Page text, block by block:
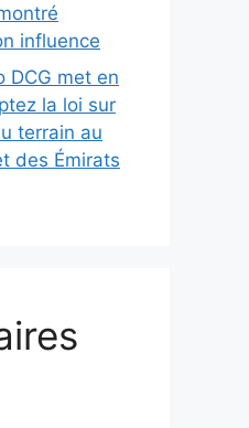
influence
DCG met en
la loi sur
terrain au
des Émirats